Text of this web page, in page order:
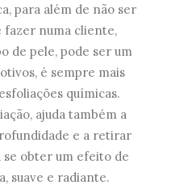
para além de não ser
fazer numa cliente,
de pele, pode ser um
é sempre mais
químicas.
ajuda também a
e a retirar
se obter um efeito de
suave e radiante.